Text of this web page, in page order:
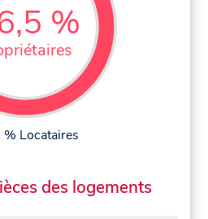
%
Locataires
des logements